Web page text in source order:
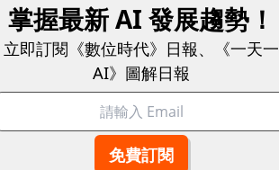
掌握最新 AI 發展趨勢！
立即訂閱《數位時代》日報、《一天一
AI》圖解日報